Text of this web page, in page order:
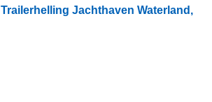
Trailerhelling Jachthaven Waterland,